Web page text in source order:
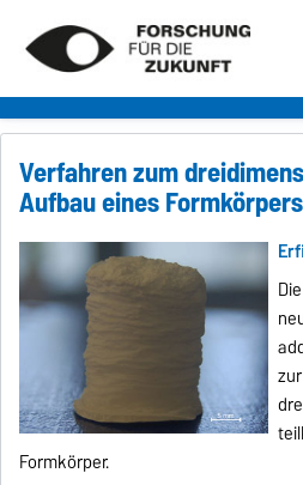
Verfahren zum
Aufbau eines
Formkörper.